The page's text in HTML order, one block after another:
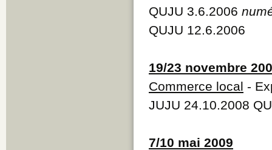
QUJU 3.6.2006
QUJU 12.6.2006
19/23 novembre
Commerce local -
JUJU 24.10.2008
7/10 mai 2009